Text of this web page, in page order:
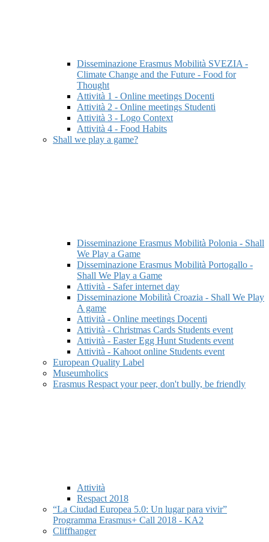
Disseminazione Erasmus Mobilità SVEZIA -
Climate Change and the Future - Food for
Thought
Attività 1 - Online meetings Docenti
Attività 2 - Online meetings Studenti
Attività 3 - Logo Context
Attività 4 - Food Habits
Shall we play a game?
Disseminazione Erasmus Mobilità Polonia - Shall
We Play a Game
Disseminazione Erasmus Mobilità Portogallo -
Shall We Play a Game
Attività - Safer internet day
Disseminazione Mobilità Croazia - Shall We Play
A game
Attività - Online meetings Docenti
Attività - Christmas Cards Students event
Attività - Easter Egg Hunt Students event
Attività - Kahoot online Students event
European Quality Label
Museumholics
Erasmus Respact your peer, don't bully, be friendly
Attività
Respact 2018
“La Ciudad Europea 5.0: Un lugar para vivir”
Programma Erasmus+ Call 2018 - KA2
Cliffhanger